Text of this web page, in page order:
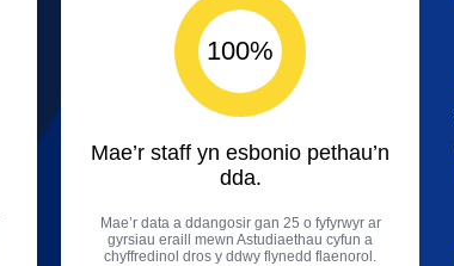
100%
Mae’r staff yn esbonio pethau’n
dda.
Mae’r data a ddangosir gan 25 o fyfyrwyr ar
gyrsiau eraill mewn Astudiaethau cyfun a
chyffredinol dros y ddwy flynedd flaenorol.